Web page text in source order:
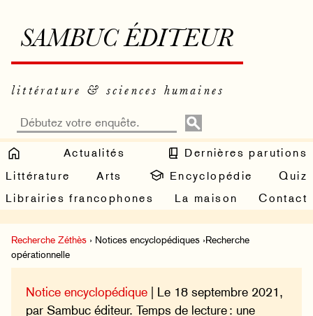
SAMBUC ÉDITEUR
littérature & sciences humaines
Actualités
Dernières parutions
Littérature
Arts Encyclopédie
Quiz
Librairies francophones
La maison Contact
Recherche Zéthès › Notices encyclopédiques ›Recherche
opérationnelle
Notice encyclopédique | Le 18 septembre 2021,
par Sambuc éditeur. Temps de lecture : une